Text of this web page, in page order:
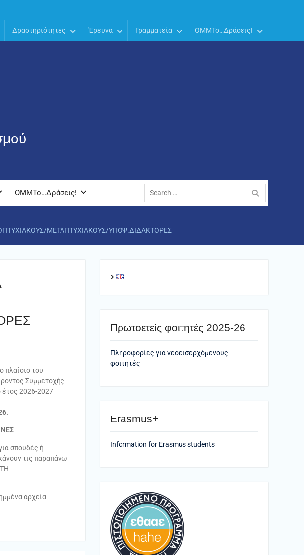
Δραστηριότητες Έρευνα Γραμματεία OMMTo…Δράσεις!
OMMTo…Δράσεις!
Search
for:
ΜΕΤΑΠΤΥΧΙΑΚΟΥΣ/ΥΠΟΨ.ΔΙΔΑΚΤΟΡΕΣ
πλαίσιο του
Συμμετοχής
έτος 2026-2027
σπουδές ή
τις παραπάνω
αρχεία
Πρωτοετείς φοιτητές 2025-26
Πληροφορίες για νεοεισερχόμενους
φοιτητές
Erasmus+
Information for Erasmus students